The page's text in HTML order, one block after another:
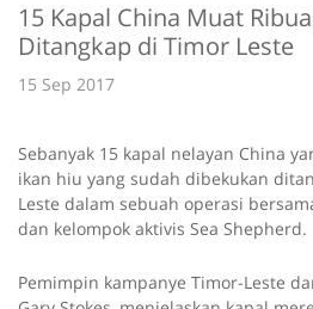
15 Kapal China Muat
Ditangkap di Timor Leste
15 Sep 2017
Sebanyak 15 kapal nelayan China
ikan hiu yang sudah dibekukan
Leste dalam sebuah operasi
dan kelompok aktivis Sea Shepherd.
Pemimpin kampanye Timor-Leste